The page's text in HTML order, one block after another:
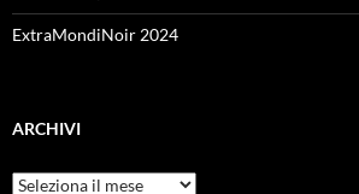
ExtraMondiNoir 2024
ARCHIVI
Archivi